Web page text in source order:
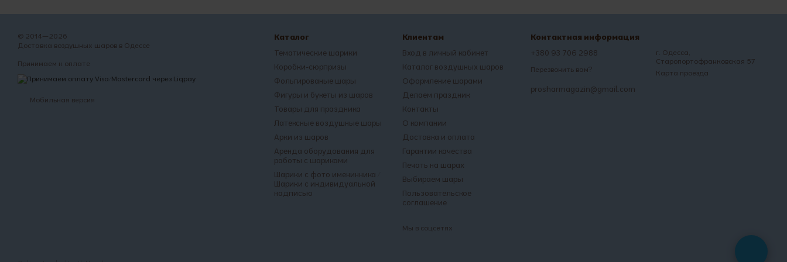
© 2014—2026
Доставка воздушных шаров в Одессе
Принимаем к оплате
Мобильная версия
Каталог
Тематические шарики
Коробки-сюрпризы
Фольгированые шары
Фигуры и букеты из шаров
Товары для праздника
Латексные воздушные шары
Арки из шаров
Аренда оборудования для
работы с шариками
Шарики с фото именинника /
Шарики с индивидуальной
надписью
Клиентам
Вход в личный кабинет
Каталог воздушных шаров
Оформление шарами
Делаем праздник
Контакты
О компании
Доставка и оплата
Гарантии качества
Печать на шарах
Выбираем шары
Пользовательское
соглашение
Мы в соцсетях
Контактная информация
+380 93 706 2988
Перезвонить вам?
prosharmagazin@gmail.com
г. Одесса,
Старопортофранковская 57
Карта проезда